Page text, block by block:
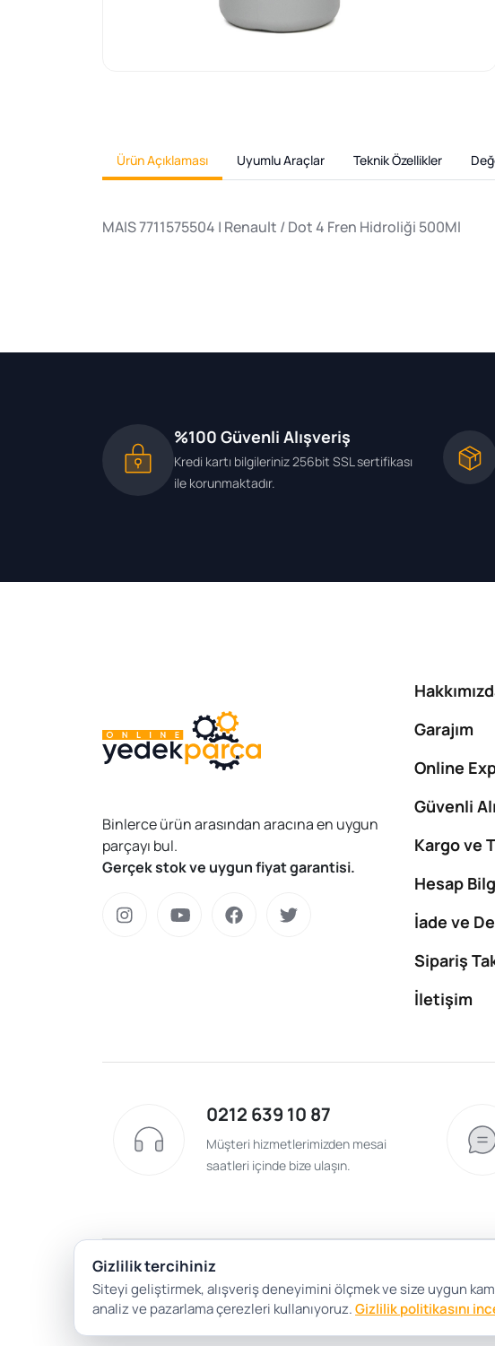
Ürün Açıklaması Uyumlu Araçlar Teknik Özellikler
MAIS 7711575504 | Renault / Dot 4 Fren Hidroliği 500Ml
%100 Güvenli Alışveriş
Kredi kartı bilgileriniz 256bit SSL sertifikası
ile korunmaktadır.
Binlerce ürün arasından aracına en uygun
parçayı bul.
Gerçek stok ve uygun fiyat garantisi.
Garajım
Online
Güvenli
Kargo ve
Hesap
İade ve
Sipariş
İletişim
0212 639 10 87
Müşteri hizmetlerimizden mesai
saatleri içinde bize ulaşın.
Gizlilik tercihiniz
Siteyi geliştirmek, alışveriş deneyimini ölçmek ve size uygun
analiz ve pazarlama çerezleri kullanıyoruz.Gizlilik politikasını